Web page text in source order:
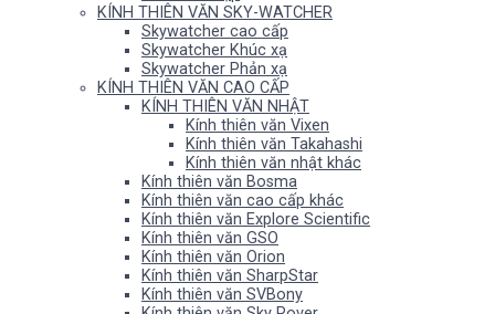
KÍNH THIÊN VĂN SKY-WATCHER
Skywatcher cao cấp
Skywatcher Khúc xạ
Skywatcher Phản xạ
KÍNH THIÊN VĂN CAO CẤP
KÍNH THIÊN VĂN NHẬT
Kính thiên văn Vixen
Kính thiên văn Takahashi
Kính thiên văn nhật khác
Kính thiên văn Bosma
Kính thiên văn cao cấp khác
Kính thiên văn Explore Scientific
Kính thiên văn GSO
Kính thiên văn Orion
Kính thiên văn SharpStar
Kính thiên văn SVBony